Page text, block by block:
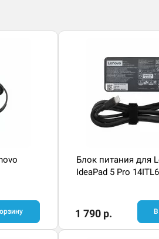
Блок питания для
IdeaPad 5 Pro 14ITL6
1 790 р.